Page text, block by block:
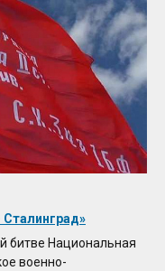
битве Национальная
военно-